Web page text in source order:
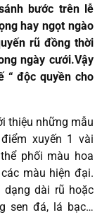
bước trên lễ
hay ngọt ngào
rũ đồng thời
ngày cưới.Vậy
“ độc quyền cho
thiệu những mẫu
xuyến 1 vài
phối màu hoa
màu hiện đại.
dạng dài rũ hoặc
sen đá, lá bạc…